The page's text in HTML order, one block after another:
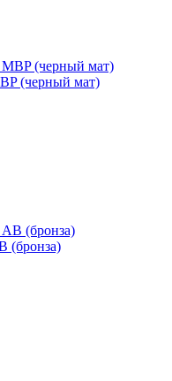
(черный мат)
(бронза)